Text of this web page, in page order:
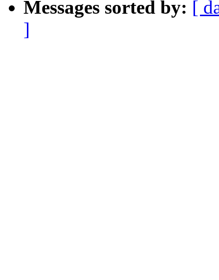
Messages sorted by: [
]